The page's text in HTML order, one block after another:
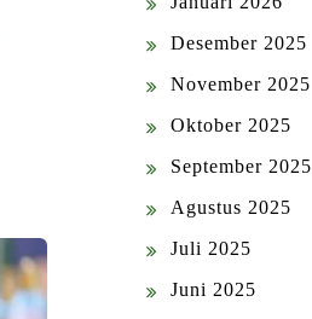
Desember 2025
November 2025
Oktober 2025
September 2025
Agustus 2025
Juli 2025
Juni 2025